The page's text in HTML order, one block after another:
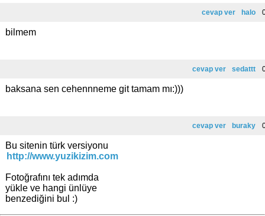
cevap ver halo
bilmem
cevap ver sedattt
baksana sen cehennneme git tamam mı:)))
cevap ver buraky
Bu sitenin türk versiyonu
http://www.yuzikizim.com
Fotoğrafını tek adımda
yükle ve hangi ünlüye
benzediğini bul :)